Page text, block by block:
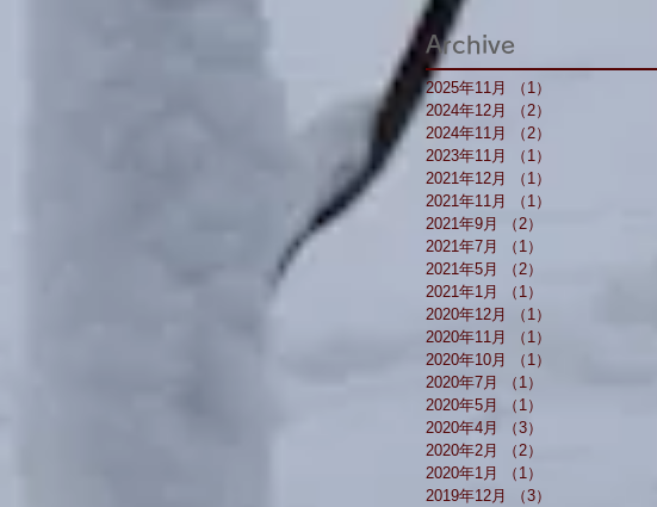
Archive
2025年11月 （1）
2024年12月
（2）
2024年11月
（2）
2023年11月
（1）
2021年12月
（1）
2021年11月
（1）
2021年9月
（2）
2021年7月
（1）
2021年5月
（2）
2021年1月
（1）
2020年12月
（1）
2020年11月
（1）
2020年10月
（1）
2020年7月
（1）
2020年5月
（1）
2020年4月
（3）
2020年2月
（2）
2020年1月
（1）
2019年12月
（3）